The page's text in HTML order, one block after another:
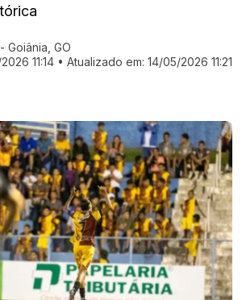
- Goiânia, GO
11:14 • Atualizado em: 14/05/2026 11:21